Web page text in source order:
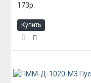
173р.
Купить